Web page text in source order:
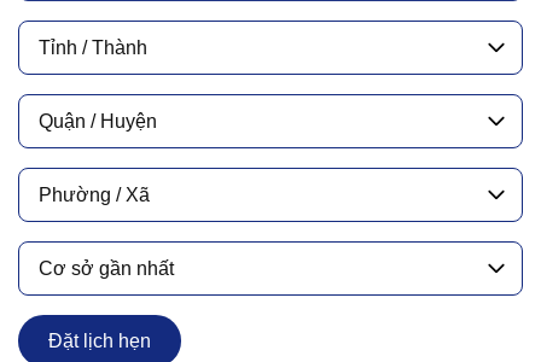
Tỉnh / Thành
Quận / Huyện
Phường / Xã
Cơ sở gần nhất
Đặt lịch hẹn